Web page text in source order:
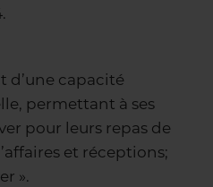
d’une capacité
permettant à ses
pour leurs repas de
et réceptions;
».